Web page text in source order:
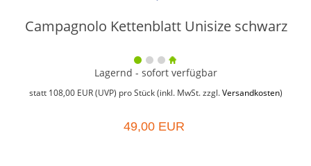
Campagnolo Kettenblatt Unisize schwarz
Lagernd - sofort verfügbar
statt 108,00 EUR(UVP) pro Stück (inkl. MwSt. zzgl. Versandkosten)
49,00 EUR